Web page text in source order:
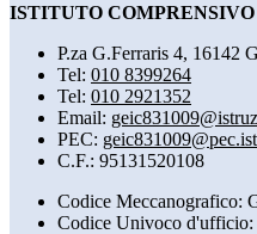
ISTITUTO
P.za G.Ferraris 4, 16142
Tel: 010 8399264
Tel: 010 2921352
Email:
PEC:
C.F.: 95131520108
Codice Meccanografico:
Codice Univoco